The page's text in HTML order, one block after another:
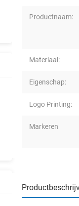
Productnaam:
Materiaal:
Eigenschap:
Logo Printing:
Markeren